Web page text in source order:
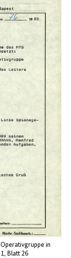
in
1, Blatt 26